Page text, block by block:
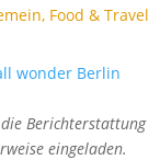
, Food & Travel
Berichterstattung
eingeladen.